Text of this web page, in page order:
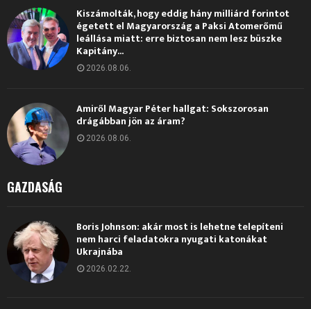
Kiszámolták, hogy eddig hány milliárd forintot
égetett el Magyarország a Paksi Atomerőmű
leállása miatt: erre biztosan nem lesz büszke
Kapitány...
2026.08.06.
Amiről Magyar Péter hallgat: Sokszorosan
drágábban jön az áram?
2026.08.06.
GAZDASÁG
Boris Johnson: akár most is lehetne telepíteni
nem harci feladatokra nyugati katonákat
Ukrajnába
2026.02.22.